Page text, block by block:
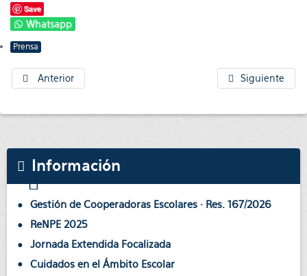
Save
Whatsapp
Prensa
Anterior Siguiente
Información
Gestión de Cooperadoras Escolares · Res. 167/2026
ReNPE 2025
Jornada Extendida Focalizada
Cuidados en el Ámbito Escolar